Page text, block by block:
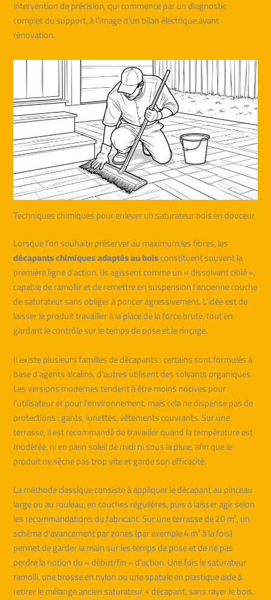
intervention de précision, qui commence par un diagnostic
complet du support, à l’image d’un bilan électrique avant
rénovation.
Techniques chimiques pour enlever un saturateur bois en douceur
Lorsque l’on souhaite préserver au maximum les fibres, les
décapants chimiques adaptés au boisconstituent souvent la
première ligne d’action. Ils agissent comme un « dissolvant ciblé »,
capable de ramollir et de remettre en suspension l’ancienne couche
de saturateur sans obliger à poncer agressivement. L’idée est de
laisser le produit travailler à la place de la force brute, tout en
gardant le contrôle sur le temps de pose et le rinçage.
Il existe plusieurs familles de décapants : certains sont formulés à
base d’agents alcalins, d’autres utilisent des solvants organiques.
Les versions modernes tendent à être moins nocives pour
l’utilisateur et pour l’environnement, mais cela ne dispense pas de
protections : gants, lunettes, vêtements couvrants. Sur une
terrasse, il est recommandé de travailler quand la température est
modérée, ni en plein soleil de midi ni sous la pluie, afin que le
produit ne sèche pas trop vite et garde son efficacité.
La méthode classique consiste à appliquer le décapant au pinceau
large ou au rouleau, en couches régulières, puis à laisser agir selon
les recommandations du fabricant. Sur une terrasse de 20 m², un
schéma d’avancement par zones (par exemple 4 m² à la fois)
permet de garder la main sur les temps de pose et de ne pas
perdre la notion du « début/fin » d’action. Une fois le saturateur
ramolli, une brosse en nylon ou une spatule en plastique aide à
retirer le mélange ancien saturateur + décapant, sans rayer le bois.